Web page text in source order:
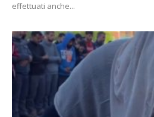
effettuati anche...